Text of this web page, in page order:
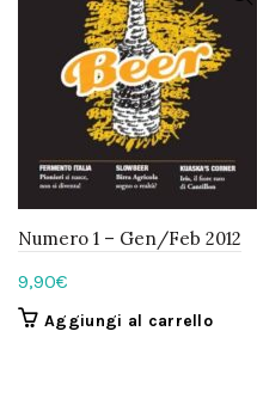
Numero 1 – Gen/Feb 2012
9,90€
Aggiungi al carrello